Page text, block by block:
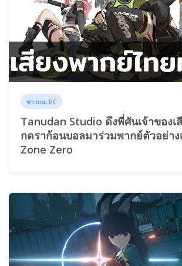
ข่าวเกม PC
Tanudan Studio ดึงพี่ศันเจ้าของเ
กดราก้อนบอลมาร่วมพากย์ตัวอย่าง
Zone Zero